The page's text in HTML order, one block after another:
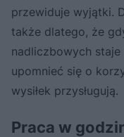
przewiduje wyjątki.
także dlatego, że
nadliczbowych staje
upomnieć się o
wysiłek przysługują.
Praca w